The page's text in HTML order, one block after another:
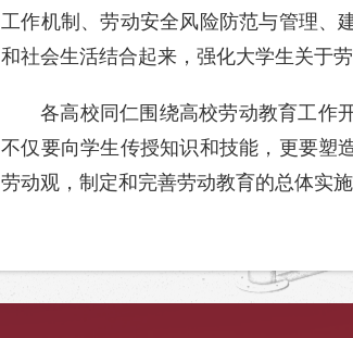
工作机制、劳动安全风险防范与管理、
和社会生活结合起来，强化大学生关于
各高校同仁围绕高校劳动教育工作
不仅要向学生传授知识和技能，更要塑
劳动观，制定和完善劳动教育的总体实